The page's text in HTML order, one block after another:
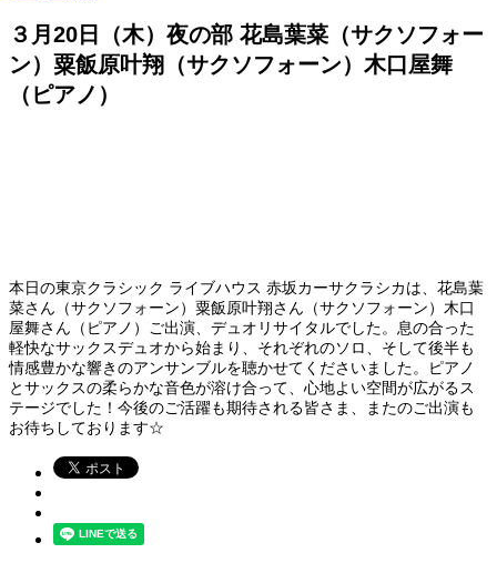
３月20日（木）夜の部 花島葉菜（サクソフォー
ン）粟飯原叶翔（サクソフォーン）木口屋舞
（ピアノ）
本日の東京クラシック ライブハウス 赤坂カーサクラシカは、花島葉
菜さん（サクソフォーン）粟飯原叶翔さん（サクソフォーン）木口
屋舞さん（ピアノ）ご出演、デュオリサイタルでした。息の合った
軽快なサックスデュオから始まり、それぞれのソロ、そして後半も
情感豊かな響きのアンサンブルを聴かせてくださいました。ピアノ
とサックスの柔らかな音色が溶け合って、心地よい空間が広がるス
テージでした！今後のご活躍も期待される皆さま、またのご出演も
お待ちしております☆